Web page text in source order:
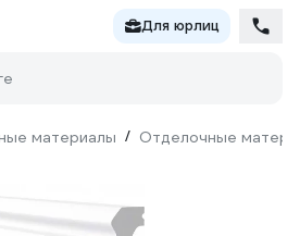
Для юрлиц
материалы / Отделочные